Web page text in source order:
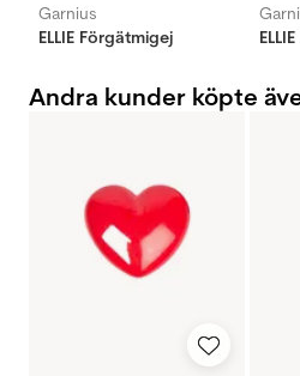
Garnius
ELLIE Förgätmigej
Andra kunder köpte